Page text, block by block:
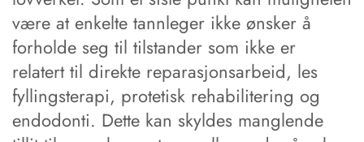
være at enkelte tannleger ikke ønsker å
forholde seg til tilstander som ikke er
relatert til direkte reparasjonsarbeid, les
fyllingsterapi, protetisk rehabilitering og
endodonti. Dette kan skyldes manglende